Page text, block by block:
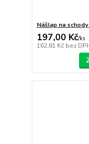
Nášlap na
197,00 Kč/ks
162,81 Kč bez